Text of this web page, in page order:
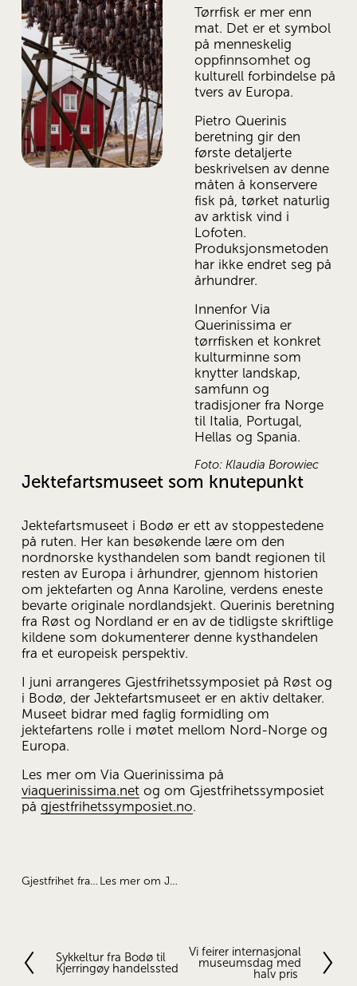
Tørrfisk er mer enn
mat. Det er et symbol
på menneskelig
oppfinnsomhet og
kulturell forbindelse på
tvers av Europa.
Pietro Querinis
beretning gir den
første detaljerte
beskrivelsen av denne
måten å konservere
fisk på, tørket naturlig
av arktisk vind i
Lofoten.
Produksjonsmetoden
har ikke endret seg på
århundrer.
Innenfor Via
Querinissima er
tørrfisken et konkret
kulturminne som
knytter landskap,
samfunn og
tradisjoner fra Norge
til Italia, Portugal,
Hellas og Spania.
Foto: Klaudia Borowiec
Jektefartsmuseet som knutepunkt
Jektefartsmuseet i Bodø er ett av stoppestedene
på ruten. Her kan besøkende lære om den
nordnorske kysthandelen som bandt regionen til
resten av Europa i århundrer, gjennom historien
om jektefarten og Anna Karoline, verdens eneste
bevarte originale nordlandsjekt. Querinis beretning
fra Røst og Nordland er en av de tidligste skriftlige
kildene som dokumenterer denne kysthandelen
fra et europeisk perspektiv.
I juni arrangeres Gjestfrihetssymposiet på Røst og
i Bodø, der Jektefartsmuseet er en aktiv deltaker.
Museet bidrar med faglig formidling om
jektefartens rolle i møtet mellom Nord-Norge og
Europa.
viaquerinissima.net og om Gjestfrihetssymposiet
på gjestfrihetssymposiet.no.
Gjestfrihet fra 1400-tallet inspirerte til et internasjonal prosjekt Les mer om Jektefartsmuseet
F
o
Sykkeltur fra Bodø til
Kjerringøy handelssted
Vi feirer internasjonal
museumsdag med
halv pris